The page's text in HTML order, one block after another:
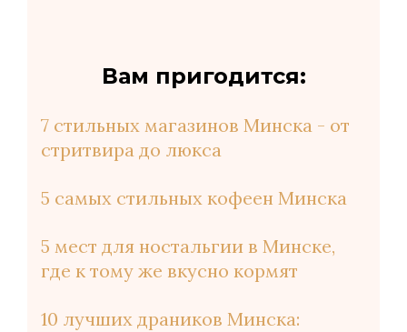
Вам пригодится:
7 стильных магазинов Минска - от
стритвира до люкса
5 самых стильных кофеен Минска
5 мест для ностальгии в Минске,
где к тому же вкусно кормят
10 лучших драников Минска: